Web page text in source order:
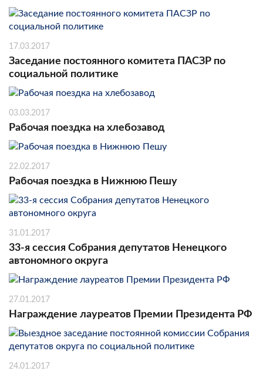
17.03.2017
Заседание постоянного комитета ПАСЗР по
социальной политике
03.03.2017
Рабочая поездка на хлебозавод
22.02.2017
Рабочая поездка в Нижнюю Пешу
31.01.2017
33-я сессия Собрания депутатов Ненецкого
автономного округа
27.01.2017
Награждение лауреатов Премии Президента РФ
24.01.2017